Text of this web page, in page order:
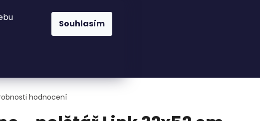
Souhlasím
na praha@cskarlin.cz
hodnocení